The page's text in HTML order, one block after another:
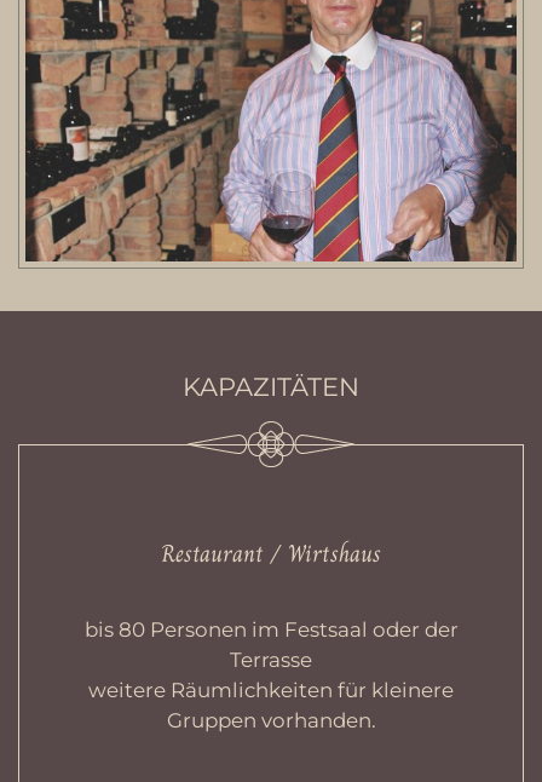
KAPAZITÄTEN
Restaurant / Wirtshaus
bis 80 Personen im Festsaal oder der
Terrasse
weitere Räumlichkeiten für kleinere
Gruppen vorhanden.